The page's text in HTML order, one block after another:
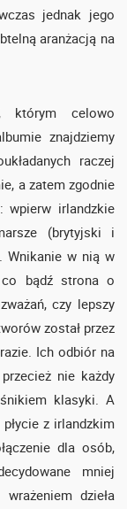
jednak jego
aranżacją na
którym celowo
znajdziemy
raczej
a zatem zgodnie
wpierw irlandzkie
(brytyjski i
Wnikanie w nią w
bądź strona o
czy lepszy
został przez
Ich odbiór na
nie każdy
klasyki. A
z irlandzkim
dla osób,
mniej
dzieła